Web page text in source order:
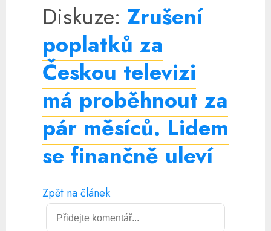
Diskuze: Zrušení
poplatků za
Českou televizi
má proběhnout za
pár měsíců. Lidem
se finančně uleví
Zpět na článek